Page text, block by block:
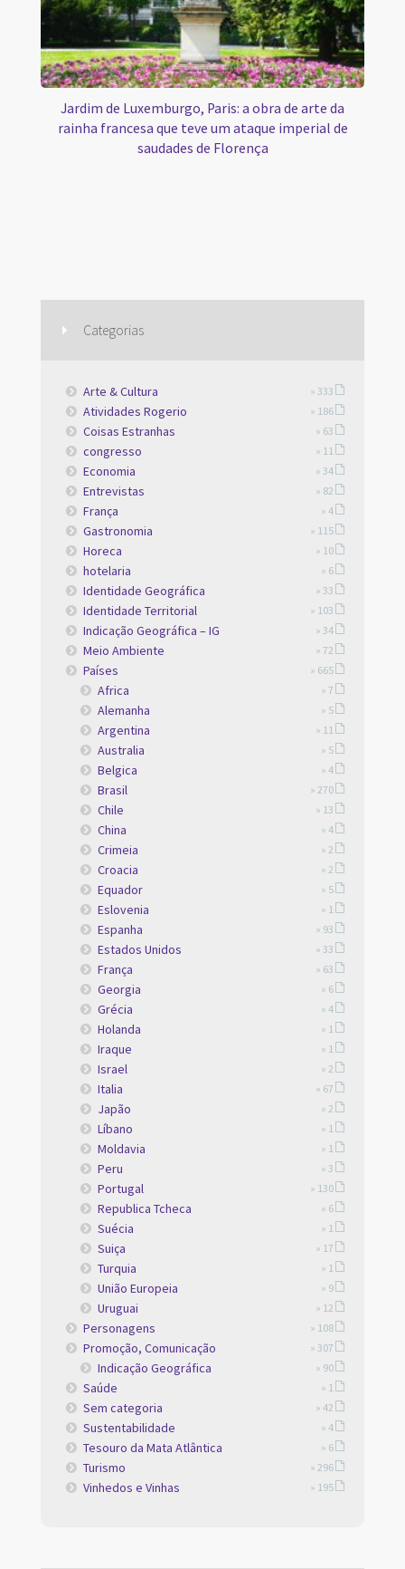
Jardim de Luxemburgo, Paris: a obra de arte da
rainha francesa que teve um ataque imperial de
saudades de Florença
Categorias
Arte & Cultura » 333
Atividades Rogerio » 186
Coisas Estranhas » 63
congresso » 11
Economia » 34
Entrevistas » 82
França » 4
Gastronomia » 115
Horeca » 10
hotelaria » 6
Identidade Geográfica » 33
Identidade Territorial » 103
Indicação Geográfica – IG » 34
Meio Ambiente » 72
Países » 665
Africa » 7
Alemanha » 5
Argentina » 11
Australia » 5
Belgica » 4
Brasil » 270
Chile » 13
China » 4
Crimeia » 2
Croacia » 2
Equador » 5
Eslovenia » 1
Espanha » 93
Estados Unidos » 33
França » 63
Georgia » 6
Grécia » 4
Holanda » 1
Iraque » 1
Israel » 2
Italia » 67
Japão » 2
Líbano » 1
Moldavia » 1
Peru » 3
Portugal » 130
Republica Tcheca » 6
Suécia » 1
Suiça » 17
Turquia » 1
União Europeia » 9
Uruguai » 12
Personagens » 108
Promoção, Comunicação » 307
Indicação Geográfica » 90
Saúde » 1
Sem categoria » 42
Sustentabilidade » 4
Tesouro da Mata Atlântica » 6
Turismo » 296
Vinhedos e Vinhas » 195